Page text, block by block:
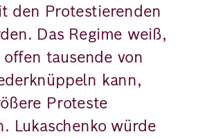
den Protestierenden
Das Regime weiß,
tausende von
kann,
Proteste
Lukaschenko würde